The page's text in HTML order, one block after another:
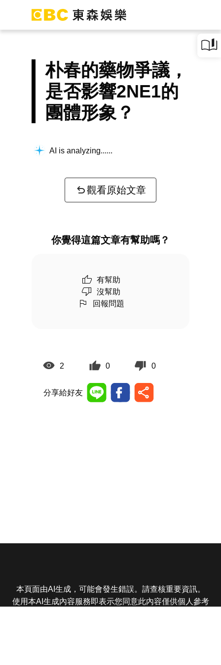
朴春的藥物爭議，
是否影響2NE1的
團體形象？
AI is analyzing...
觀看原始文章
你覺得這篇文章有幫助嗎？
有幫助
沒幫助
回報問題
2 0 0
分享給好友
本頁面由AI生成，可能會發生錯誤。請查核重要資訊。
使用本AI生成內容服務即表示您同意此內容僅供個人參考